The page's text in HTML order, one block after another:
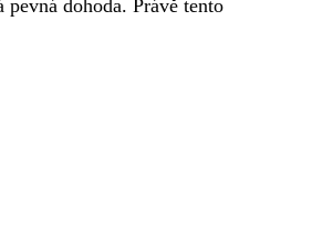
dohoda. Právě tento